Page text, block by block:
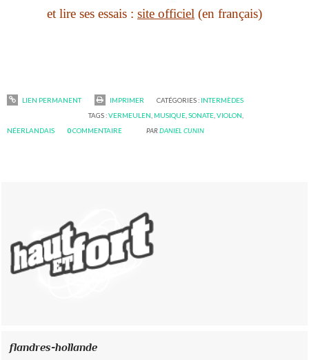
et lire ses essais : site officiel (en français)
LIEN PERMANENT IMPRIMER CATÉGORIES : INTERMÈDES
TAGS :VERMEULEN MUSIQUE ,SONATE ,VIOLON
NÉERLANDAIS
0COMMENTAIRE PARDANIEL CUNIN
flandres-hollande